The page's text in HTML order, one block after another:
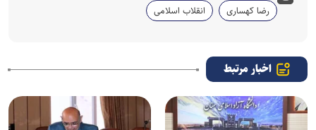
رضا کهساری
انقلاب اسلامی
اخبار مرتبط